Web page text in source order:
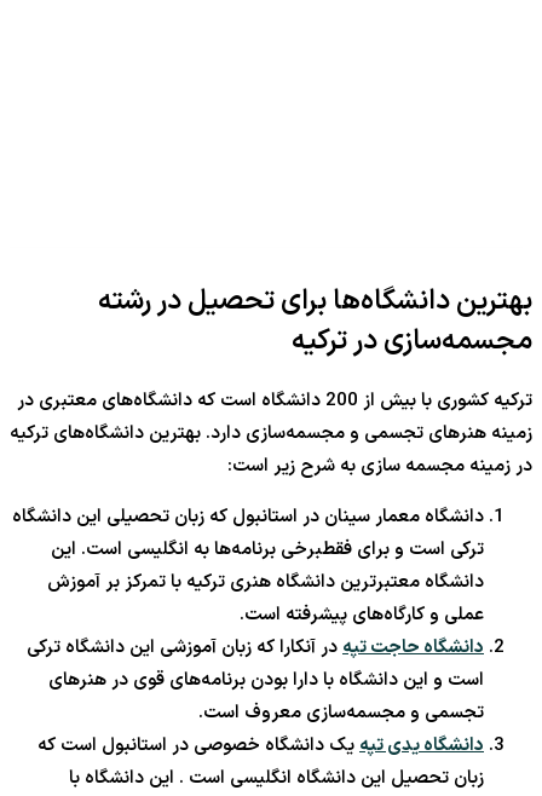
بهترین دانشگاه‌ها برای تحصیل در رشته
مجسمه‌سازی در ترکیه
ترکیه کشوری با بیش از 200 دانشگاه است که دانشگاه‌های معتبری در
زمینه هنرهای تجسمی و مجسمه‌سازی دارد. بهترین دانشگاه‌های ترکیه
در زمینه مجسمه سازی به شرح زیر است:
دانشگاه معمار سینان در استانبول که زبان تحصیلی این دانشگاه
ترکی است و برای فقطبرخی برنامه‌ها به انگلیسی است. این
دانشگاه معتبرترین دانشگاه هنری ترکیه با تمرکز بر آموزش
عملی و کارگاه‌های پیشرفته است.
دانشگاه حاجت تپهدر آنکارا که زبان آموزشی این دانشگاه ترکی
است و این دانشگاه با دارا بودن برنامه‌های قوی در هنرهای
تجسمی و مجسمه‌سازی معروف است.
دانشگاه یدی تپهیک دانشگاه خصوصی در استانبول است که
زبان تحصیل این دانشگاه انگلیسی است . این دانشگاه با